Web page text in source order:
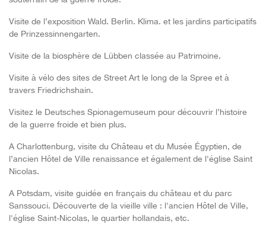
Visite de l’exposition Wald. Berlin. Klima. et les jardins participatifs
de Prinzessinnengarten.
Visite de la biosphère de Lübben classée au Patrimoine.
Visite à vélo des sites de Street Art le long de la Spree et à
travers Friedrichshain.
Visitez le Deutsches Spionagemuseum pour découvrir l’histoire
de la guerre froide et bien plus.
A Charlottenburg, visite du Château et du Musée Égyptien, de
l’ancien Hôtel de Ville renaissance et également de l'église Saint
Nicolas.
A Potsdam, visite guidée en français du château et du parc
Sanssouci. Découverte de la vieille ville : l'ancien Hôtel de Ville,
l'église Saint-Nicolas, le quartier hollandais, etc.